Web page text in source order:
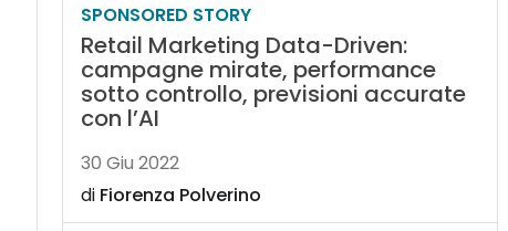
SPONSORED STORY
Retail Marketing Data-Driven:
campagne mirate, performance
sotto controllo, previsioni accurate
con l’AI
30 Giu 2022
di Fiorenza Polverino